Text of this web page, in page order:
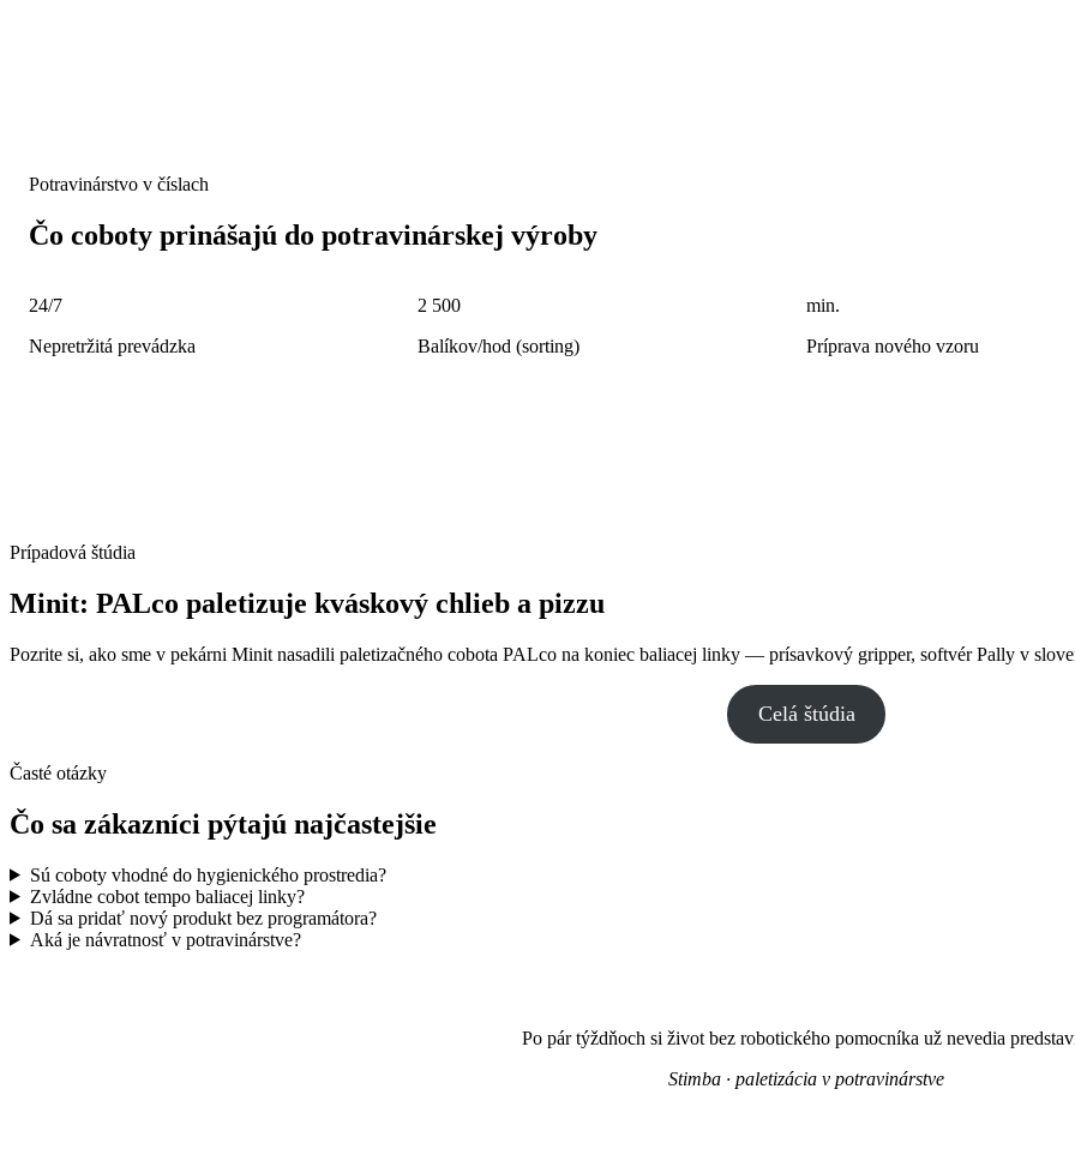
Potravinárstvo v číslach
Čo coboty prinášajú do potravinárskej výroby
24/7
Nepretržitá prevádzka
2 500
Balíkov/hod (sorting)
min.
Príprava nového vzoru
Prípadová štúdia
Minit: PALco paletizuje kváskový chlieb a pizzu
Pozrite si, ako sme v pekárni Minit nasadili paletizačného cobota PALco na koniec baliacej linky — prísavkový gripper, softvér Pally v
Celá štúdia
Časté otázky
Čo sa zákazníci pýtajú najčastejšie
Sú coboty vhodné do hygienického prostredia?
Zvládne cobot tempo baliacej linky?
Dá sa pridať nový produkt bez programátora?
Aká je návratnosť v potravinárstve?
Po pár týždňoch si život bez robotického pomocníka už nevedia
Stimba · paletizácia v potravinárstve